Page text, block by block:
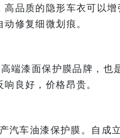
品质的隐形车衣可以
修复细微划痕。
端漆面保护膜品牌，
良好，价格昂贵。
汽车油漆保护膜。自成